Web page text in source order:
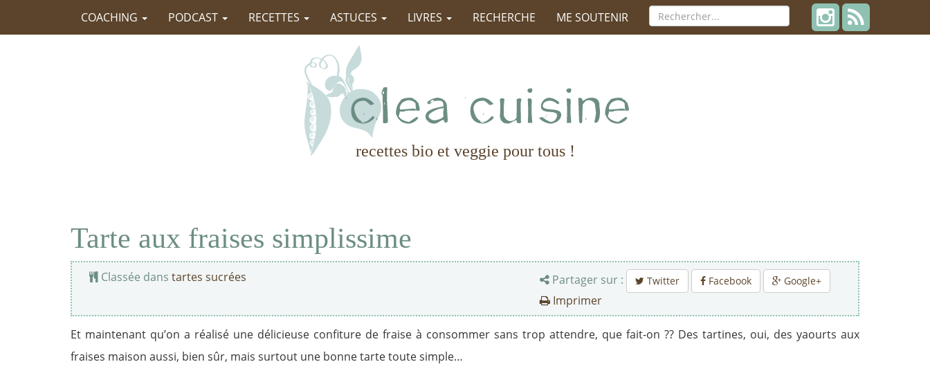
COACHING PODCAST RECETTES ASTUCES LIVRES RECHERCHE ME SOUTENIR
recettes bio et veggie pour tous !
Tarte aux fraises simplissime
Classée dans tartes sucrées Partager sur : Twitter Facebook Google+
Imprimer
Et maintenant qu’on a réalisé une délicieuse confiture de fraise à consommer sans trop attendre, que fait-on ?? Des tartines, oui, des yaourts aux
fraises maison aussi, bien sûr, mais surtout une bonne tarte toute simple…